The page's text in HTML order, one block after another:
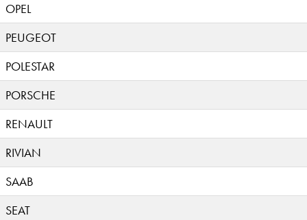
OPEL
PEUGEOT
POLESTAR
PORSCHE
RENAULT
RIVIAN
SAAB
SEAT